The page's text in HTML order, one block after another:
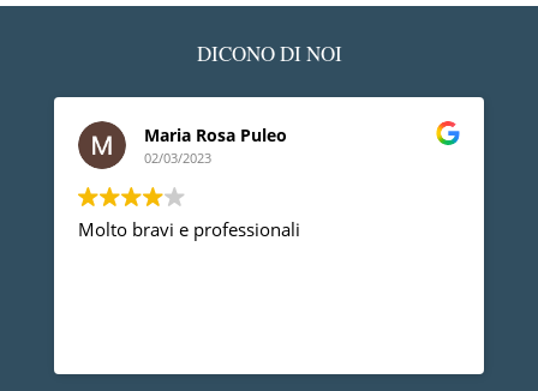
DICONO DI NOI
Maria Rosa Puleo
02/03/2023
Molto bravi e professionali